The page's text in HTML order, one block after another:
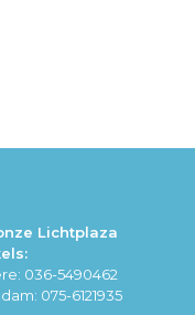
Lichtplaza
036-5490462
075-6121935